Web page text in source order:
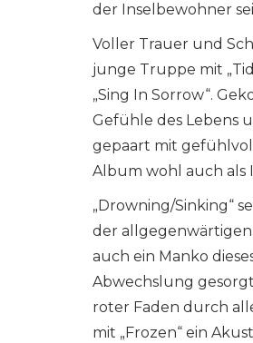
der Inselbewohner
Voller Trauer und
junge Truppe mit
„Sing In Sorrow“.
Gefühle des Lebens
gepaart mit
Album wohl auch
„Drowning/Sinking“
der
auch ein Manko
Abwechslung
roter Faden durch
mit „Frozen“ ein